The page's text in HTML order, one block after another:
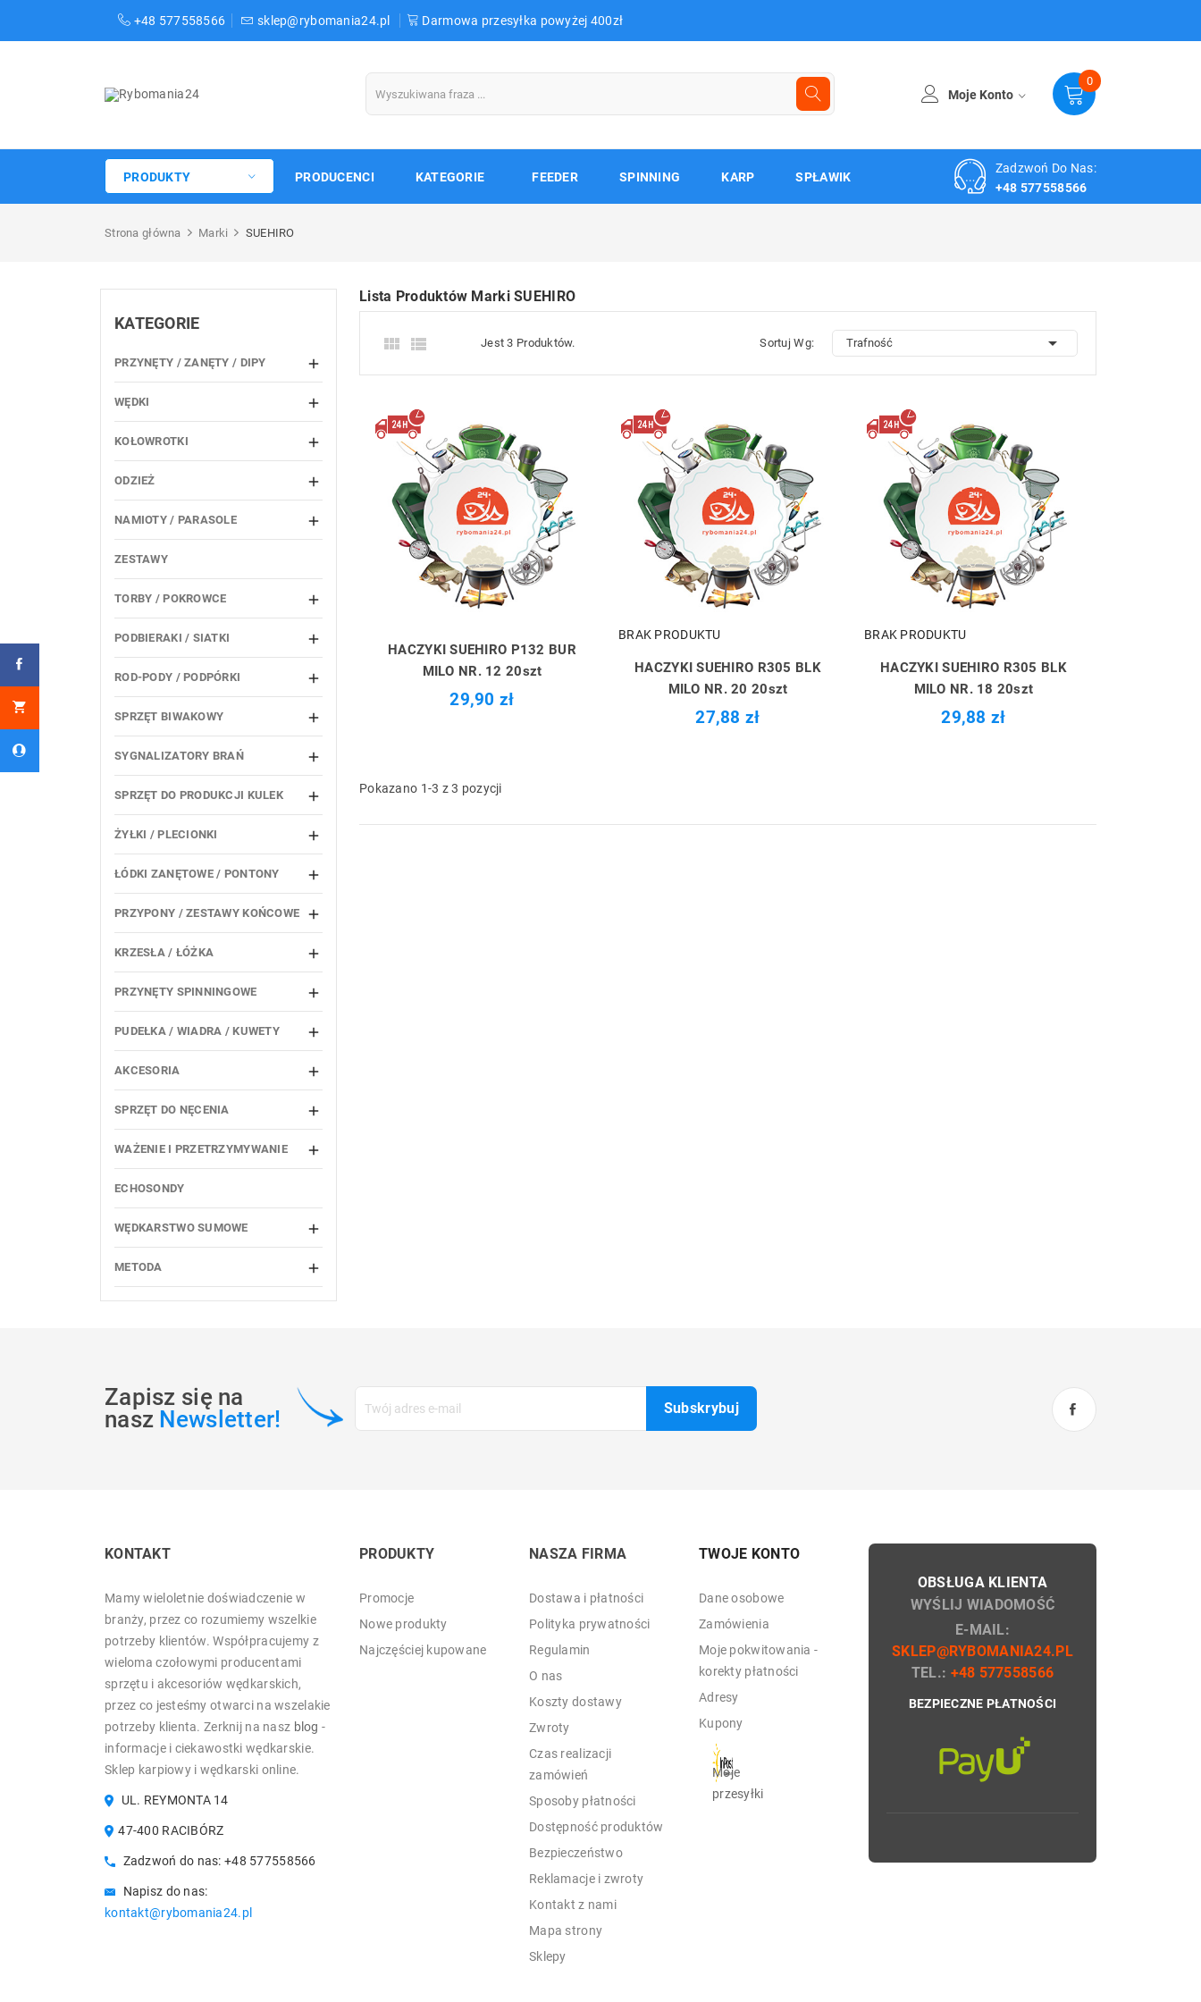
+48 577558566 sklep@rybomania24.pl Darmowa przesyłka powyżej 400zł
0
Moje Konto
PRODUKTY PRODUCENCI KATEGORIE FEEDER SPINNING KARP SPŁAWIK
Zadzwoń Do Nas:
+48 577558566
Strona główna Marki SUEHIRO
KATEGORIE
PRZYNĘTY / ZANĘTY / DIPY 
WĘDKI 
KOŁOWROTKI 
ODZIEŻ 
NAMIOTY / PARASOLE 
ZESTAWY
TORBY / POKROWCE 
PODBIERAKI / SIATKI 
ROD-PODY / PODPÓRKI 
SPRZĘT BIWAKOWY 
SYGNALIZATORY BRAŃ 
SPRZĘT DO PRODUKCJI KULEK 
ŻYŁKI / PLECIONKI 
ŁÓDKI ZANĘTOWE / PONTONY 
PRZYPONY / ZESTAWY KOŃCOWE 
KRZESŁA / ŁÓŻKA 
PRZYNĘTY SPINNINGOWE 
PUDEŁKA / WIADRA / KUWETY 
AKCESORIA 
SPRZĘT DO NĘCENIA 
WAŻENIE I PRZETRZYMYWANIE 
ECHOSONDY
WĘDKARSTWO SUMOWE 
METODA 
Lista Produktów Marki SUEHIRO
  Jest 3 Produktów. Sortuj Wg: Trafność 
HACZYKI SUEHIRO P132 BUR
MILO NR. 12 20szt
29,90 zł
BRAK PRODUKTU
HACZYKI SUEHIRO R305 BLK
MILO NR. 20 20szt
27,88 zł
BRAK PRODUKTU
HACZYKI SUEHIRO R305 BLK
MILO NR. 18 20szt
29,88 zł
Pokazano 1-3 z 3 pozycji
Zapisz się na
nasz Newsletter!
KONTAKT
Mamy wieloletnie doświadczenie w
branży, przez co rozumiemy wszelkie
potrzeby klientów. Współpracujemy z
wieloma czołowymi producentami
sprzętu i akcesoriów wędkarskich,
przez co jesteśmy otwarci na wszelakie
potrzeby klienta. Zerknij na nasz blog -
informacje i ciekawostki wędkarskie.
Sklep karpiowy i wędkarski online.
UL. REYMONTA 14
47-400 RACIBÓRZ
Zadzwoń do nas:+48 577558566
Napisz do nas:
kontakt@rybomania24.pl
PRODUKTY
Promocje
Nowe produkty
Najczęściej kupowane
NASZA FIRMA
Dostawa i płatności
Polityka prywatności
Regulamin
O nas
Koszty dostawy
Zwroty
Czas realizacji
zamówień
Sposoby płatności
Dostępność produktów
Bezpieczeństwo
Reklamacje i zwroty
Kontakt z nami
Mapa strony
Sklepy
TWOJE KONTO
Dane osobowe
Zamówienia
Moje pokwitowania -
korekty płatności
Adresy
Kupony
Moje
przesyłki
OBSŁUGA KLIENTA
WYŚLIJ WIADOMOŚĆ
E-MAIL:
SKLEP@RYBOMANIA24.PL
TEL.: +48 577558566
BEZPIECZNE PŁATNOŚCI